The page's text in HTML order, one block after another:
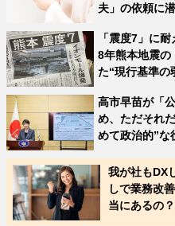
夫」の依頼に
「震度7」に
8年熊本地震の
た“現行基準の
高市早苗が「
め、ただそれ
めて政治的”な
我が社もDX
しで業務改
当にあるの？